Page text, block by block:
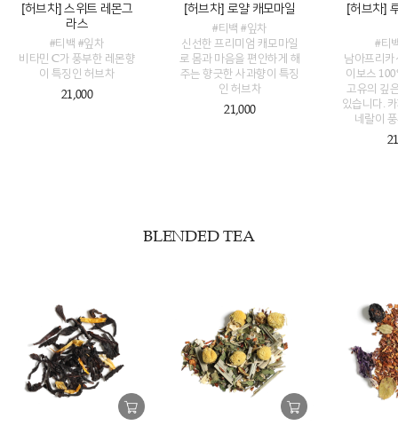
[허브차] 스위트 레몬그
라스
#티백 #잎차
비타민 C가 풍부한 레몬향
이 특징인 허브차
21,000
[허브차] 로얄 캐모마일
#티백 #잎차
신선한 프리미엄 캐모마일
로 몸과 마음을 편안하게 해
주는 향긋한 사과향이 특징
인 허브차
21,000
[허브차]
#티
남아프리
이보스
고유의 깊
있습니다.
네랄이
BLENDED TEA